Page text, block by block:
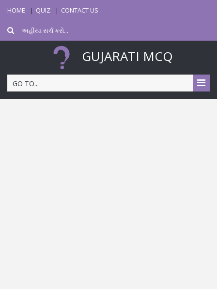
HOME QUIZ CONTACT US
GUJARATI MCQ
GO TO...